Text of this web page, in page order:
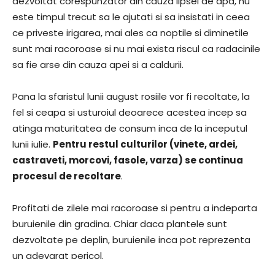
este timpul trecut sa le ajutati si sa insistati in ceea
ce priveste irigarea, mai ales ca noptile si diminetile
sunt mai racoroase si nu mai exista riscul ca radacinile
sa fie arse din cauza apei si a caldurii.
Pana la sfaristul lunii august rosiile vor fi recoltate, la
fel si ceapa si usturoiul deoarece acestea incep sa
atinga maturitatea de consum inca de la inceputul
lunii iulie. Pentru restul culturilor (vinete, ardei,
castraveti, morcovi, fasole, varza) se continua
procesul de recoltare.
Profitati de zilele mai racoroase si pentru a indeparta
buruienile din gradina. Chiar daca plantele sunt
dezvoltate pe deplin, buruienile inca pot reprezenta
un adevarat pericol.